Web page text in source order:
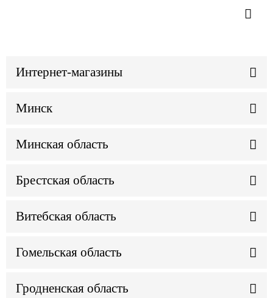
Интернет-магазины
Минск
Минская область
Брестская область
Витебская область
Гомельская область
Гродненская область